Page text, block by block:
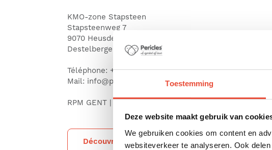
Toestemming
Deze website maakt gebruik van
We gebruiken cookies om content en
websiteverkeer te analyseren. Ook
KMO-zone Stapsteen
Stapsteenweg 7
9070 Heusden
Destelbergen
Téléphone: +32 93 86 10 48
Mail: info@pericles.be
RPM GENT | TVA BE0405871457
Découvrez nos points de vente